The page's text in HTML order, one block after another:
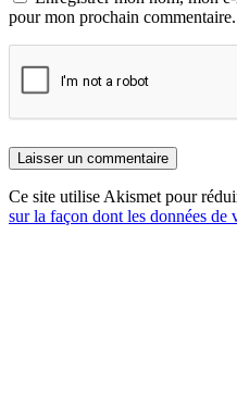
pour mon prochain commentaire.
Ce site utilise Akismet pour
sur la façon dont les données de